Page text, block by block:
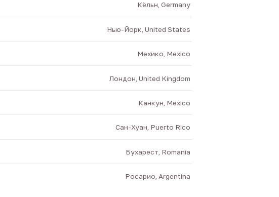
Кёльн, Germany
Нью-Йорк, United States
Мехико, Mexico
Лондон, United Kingdom
Канкун, Mexico
Сан-Хуан, Puerto Rico
Бухарест, Romania
Росарио, Argentina